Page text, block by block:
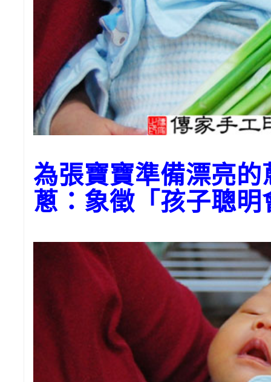
為張寶寶準備漂亮
蔥：象徵「孩子聰